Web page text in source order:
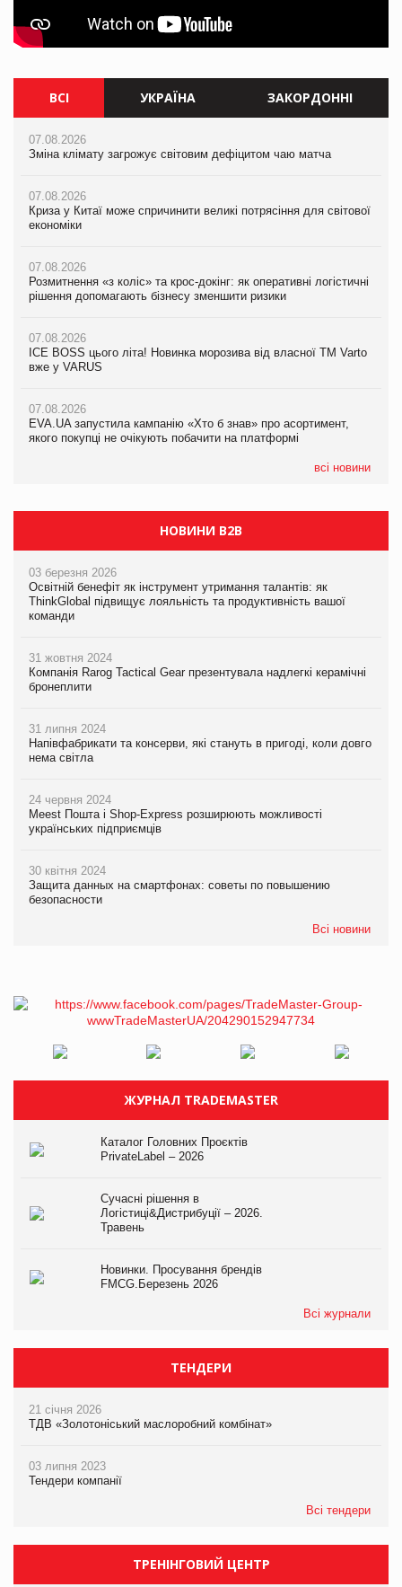
ВСІ УКРАЇНА ЗАКОРДОННІ
07.08.2026
Зміна клімату загрожує світовим дефіцитом чаю матча
07.08.2026
Криза у Китаї може спричинити великі потрясіння для світової
економіки
07.08.2026
Розмитнення «з коліс» та крос-докінг: як оперативні логістичні
рішення допомагають бізнесу зменшити ризики
07.08.2026
ICE BOSS цього літа! Новинка морозива від власної ТМ Varto
вже у VARUS
07.08.2026
EVA.UA запустила кампанію «Хто б знав» про асортимент,
якого покупці не очікують побачити на платформі
всі новини
07.08.2026
Зміна клімату загрожує світовим дефіцитом чаю матча
07.08.2026
Криза у Китаї може спричинити великі потрясіння для світової
економіки
07.08.2026
Kraft Heinz скоротила збиток у першому півріччі
Продажі Hugo Boss впали на 9%
07.08.2026
Зміна клімату загрожує світовим дефіцитом чаю матча
07.08.2026
Криза у Китаї може спричинити великі потрясіння для світової
економіки
07.08.2026
Kraft Heinz скоротила збиток у першому півріччі
Продажі Hugo Boss впали на 9%
НОВИНИ B2B
03 березня 2026
Освітній бенефіт як інструмент утримання талантів: як
ThinkGlobal підвищує лояльність та продуктивність вашої
команди
31 жовтня 2024
Компанія Rarog Tactical Gear презентувала надлегкі керамічні
бронеплити
31 липня 2024
Напівфабрикати та консерви, які стануть в пригоді, коли довго
нема світла
24 червня 2024
Meest Пошта і Shop-Express розширюють можливості
українських підприємців
30 квітня 2024
Защита данных на смартфонах: советы по повышению
безопасности
Всі новини
ЖУРНАЛ TRADEMASTER
Каталог Головних Проєктів
PrivateLabel – 2026
Сучасні рішення в
Логістиці&Дистрибуції – 2026.
Травень
Новинки. Просування брендів
FMCG.Березень 2026
Всі журнали
ТЕНДЕРИ
21 січня 2026
ТДВ «Золотоніський маслоробний комбінат»
03 липня 2023
Тендери компанії
Всі тендери
ТРЕНІНГОВИЙ ЦЕНТР